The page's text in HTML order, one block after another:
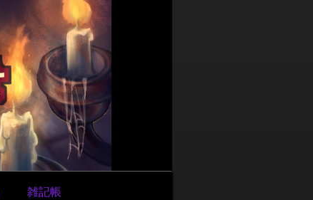
雑記帳